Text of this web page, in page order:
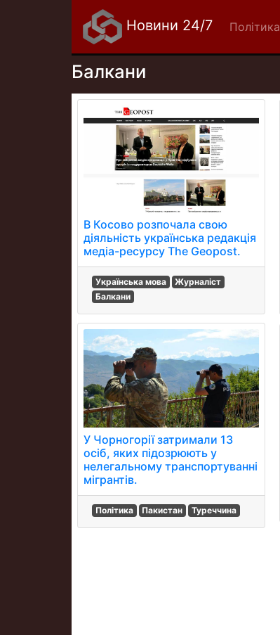
Новини 24/7 Політика
Балкани
В Косово розпочала свою
діяльність українська редакція
медіа-ресурсу The Geopost.
Українська мова
Журналіст
Балкани
У Чорногорії затримали 13
осіб, яких підозрюють у
нелегальному транспортуванні
мігрантів.
Політика Пакистан Туреччина